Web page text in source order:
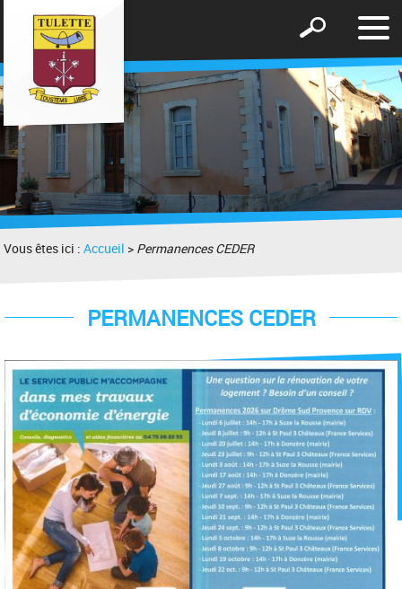
le
Afficher
formulaire
de
recherche
Vous êtes ici :Accueil > Permanences CEDER
PERMANENCES CEDER